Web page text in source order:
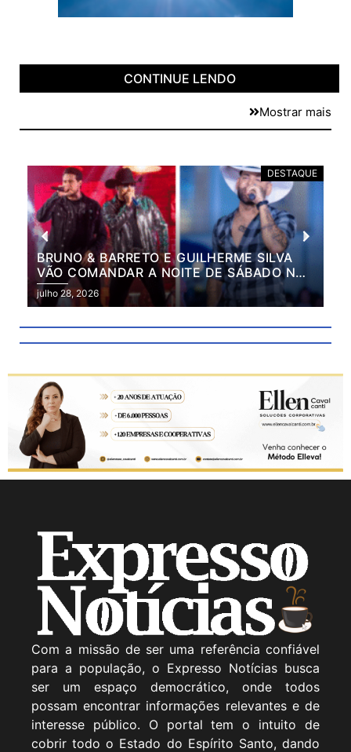
CONTINUE LENDO
Mostrar mais
DESTAQUE
BRUNO & BARRETO E GUILHERME SILVA
VÃO COMANDAR A NOITE DE SÁBADO NA
2ª EXPO MARILÂNDIA
julho 28, 2026
Com a missão de ser uma referência confiável
para a população, o Expresso Notícias busca
ser um espaço democrático, onde todos
possam encontrar informações relevantes e de
interesse público. O portal tem o intuito de
cobrir todo o Estado do Espírito Santo, dando